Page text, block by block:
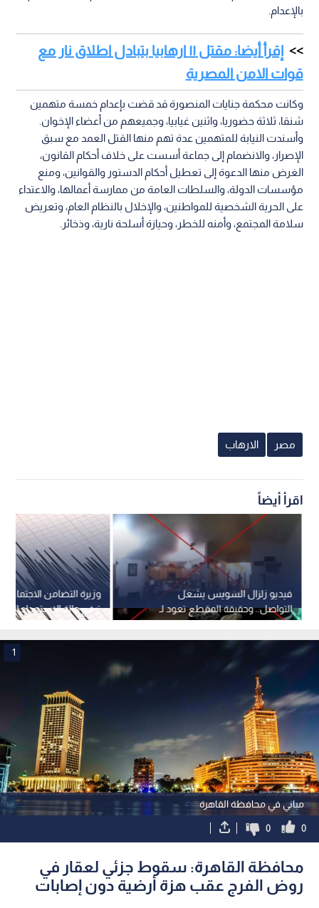
بالإعدام.
إقرأ أيضا: مقتل ١١ ارهابيا بتبادل اطلاق نار مع
قوات الامن المصرية
وكانت محكمة جنايات المنصورة قد قضت بإعدام خمسة متهمين
شنقا، ثلاثة حضوريا، واثنين غيابيا، وجميعهم من أعضاء الإخوان.
وأسندت النيابة للمتهمين عدة تهم منها القتل العمد مع سبق
الإصرار، والانضمام إلى جماعة أسست على خلاف أحكام القانون،
الغرض منها الدعوة إلى تعطيل أحكام الدستور والقوانين، ومنع
مؤسسات الدولة، والسلطات العامة من ممارسة أعمالها، والاعتداء
على الحرية الشخصية للمواطنين، والإخلال بالنظام العام، وتعريض
سلامة المجتمع، وأمنه للخطر، وحيازة أسلحة نارية، وذخائر.
مصر الارهاب
اقرأ أيضاً
وزيرة التضامن الاجتماعي
ترفع حالة الاستعداد
الهزة الأرضية
فيديو زلزال السويس يشعل
التواصل.. وحقيقة المقطع تعود لـ
2018
مباني في محافظة القاهرة
1
0
0
محافظة القاهرة: سقوط جزئي لعقار في
روض الفرج عقب هزة أرضية دون إصابات